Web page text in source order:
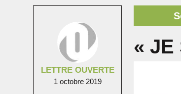
LETTRE OUVERTE
1 octobre 2019
« JE